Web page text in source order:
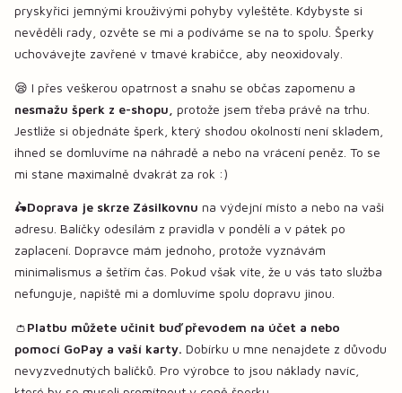
pryskyřici jemnými krouživými pohyby vyleštěte. Kdybyste si
nevěděli rady, ozvěte se mi a podíváme se na to spolu. Šperky
uchovávejte zavřené v tmavé krabičce, aby neoxidovaly.
😪 I přes veškerou opatrnost a snahu se občas zapomenu a
nesmažu šperk z e-shopu,
protože jsem třeba právě na trhu.
Jestliže si objednáte šperk, který shodou okolností není skladem,
ihned se domluvíme na náhradě a nebo na vrácení peněz. To se
mi stane maximalně dvakrát za rok :)
🛵Doprava je skrze Zásilkovnu na výdejní místo a nebo na vaši
adresu. Balíčky odesílám z pravidla v pondělí a v pátek po
zaplacení. Dopravce mám jednoho, protože vyznávám
minimalismus a šetřím čas. Pokud však víte, že u vás tato služba
nefunguje, napiště mi a domluvíme spolu dopravu jinou.
👛Platbu můžete učinit buď převodem na účet a nebo
pomocí GoPay a vaší karty. Dobírku u mne nenajdete z důvodu
nevyzvednutých balíčků. Pro výrobce to jsou náklady navíc,